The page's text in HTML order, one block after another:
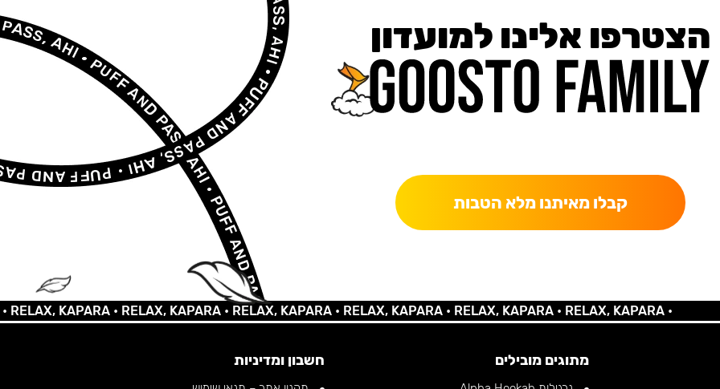
הצטרפו אלינו למועדון
קבלו מאיתנו מלא הטבות
KAPARA •RELAX, KAPARA •RELAX, KAPARA •RELAX, KAPARA •RELAX, KAPARA •RELAX, KAPARA •
מתוגים מובילים חשבון ומדיניות